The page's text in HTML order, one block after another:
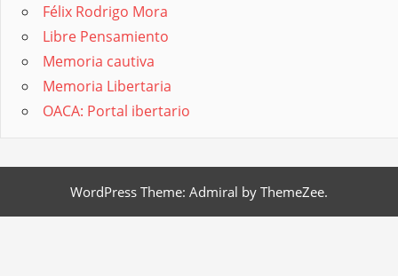
Félix Rodrigo Mora
Libre Pensamiento
Memoria cautiva
Memoria Libertaria
OACA: Portal ibertario
WordPress Theme: Admiral by ThemeZee.